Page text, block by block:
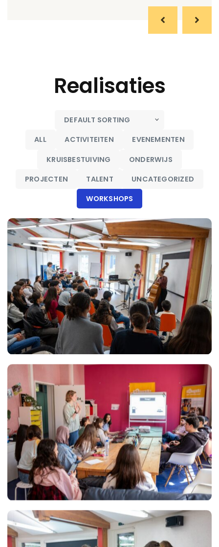
Realisaties
ALL ACTIVITEITEN EVENEMENTEN
KRUISBESTUIVING ONDERWIJS
PROJECTEN TALENT UNCATEGORIZED
WORKSHOPS
Views